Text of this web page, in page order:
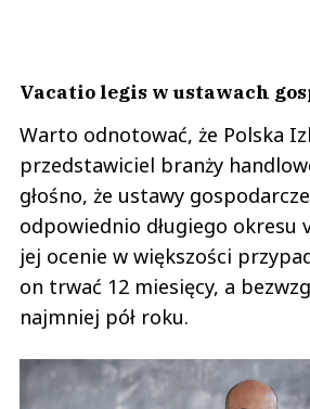
Vacatio legis w ustawach
Warto odnotować, że Polska
przedstawiciel branży
głośno, że ustawy
odpowiednio długiego okresu
jej ocenie w większości
on trwać 12 miesięcy, a
najmniej pół roku.